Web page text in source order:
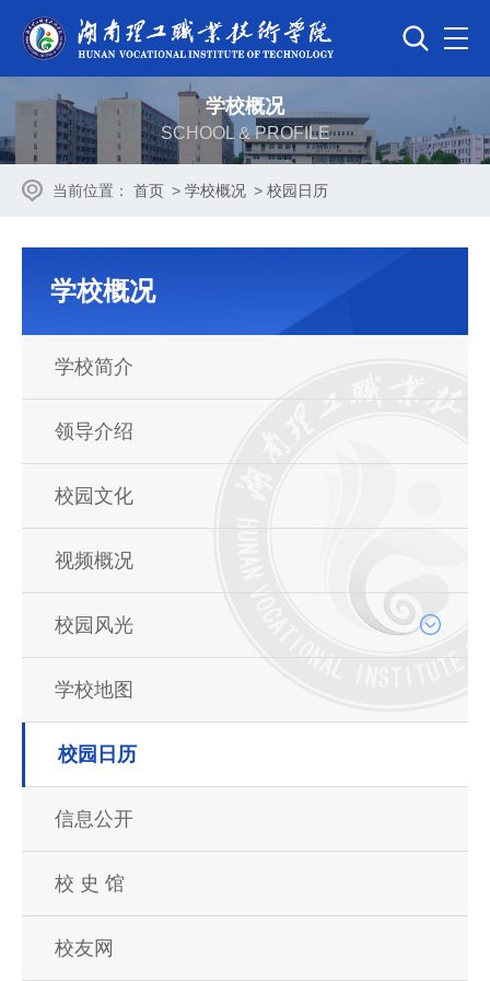
学校概况
SCHOOL & PROFILE
当前位置： 首页 > 学校概况 > 校园日历
学校概况
学校简介
领导介绍
校园文化
视频概况
校园风光
学校地图
校园日历
信息公开
校 史 馆
校友网